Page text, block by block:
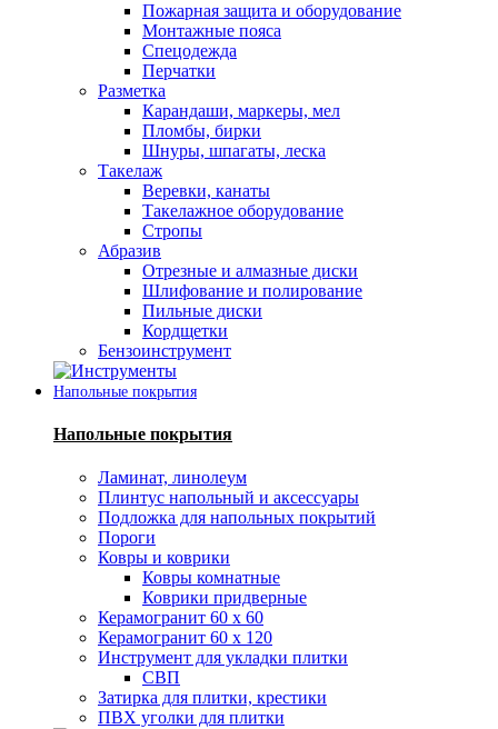
Пожарная защита и оборудование
Монтажные пояса
Спецодежда
Перчатки
Разметка
Карандаши, маркеры, мел
Пломбы, бирки
Шнуры, шпагаты, леска
Такелаж
Веревки, канаты
Такелажное оборудование
Стропы
Абразив
Отрезные и алмазные диски
Шлифование и полирование
Пильные диски
Кордщетки
Бензоинструмент
Напольные покрытия
Напольные покрытия
Ламинат, линолеум
Плинтус напольный и аксессуары
Подложка для напольных покрытий
Пороги
Ковры и коврики
Ковры комнатные
Коврики придверные
Керамогранит 60 х 60
Керамогранит 60 х 120
Инструмент для укладки плитки
СВП
Затирка для плитки, крестики
ПВХ уголки для плитки